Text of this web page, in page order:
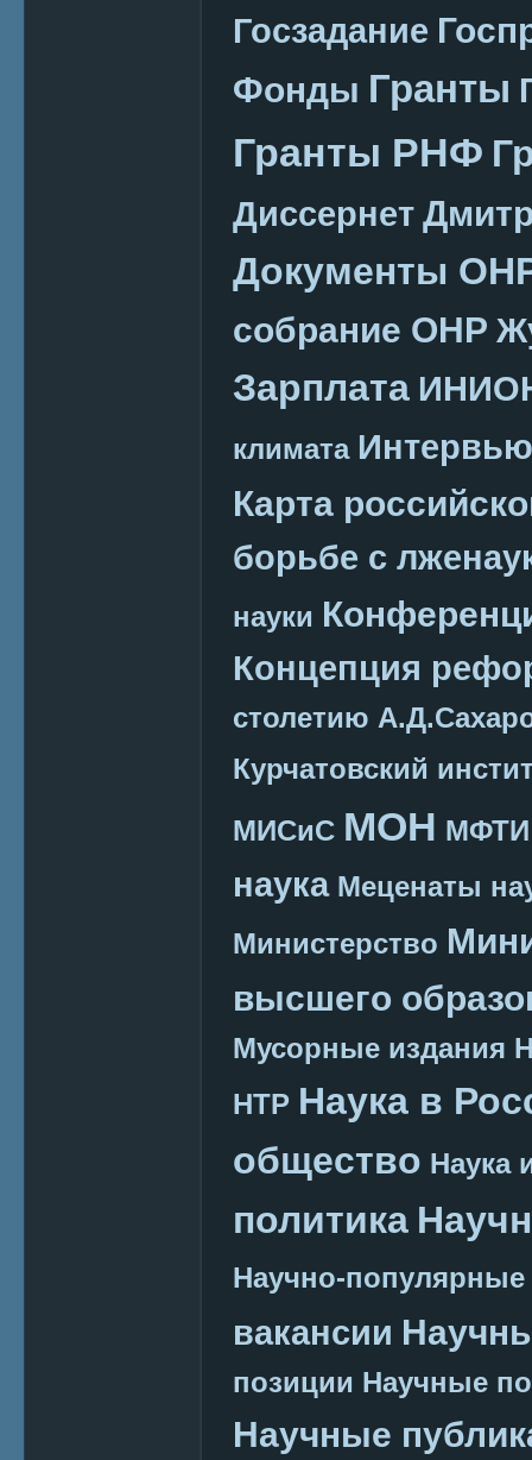
Госзадание
Фонды Гранты
Гранты РНФ
Диссернет
Документы
собрание ОНР
Зарплата
климата Интервью
Карта
борьбе с
науки
Концепция
столетию
Курчатовский
МИСиС МОН МФТИ
наука Меценаты
Министерство
высшего
Мусорные издания
НТР Наука в
общество Наука
политика
Научно-
вакансии
позиции Научные
Научные